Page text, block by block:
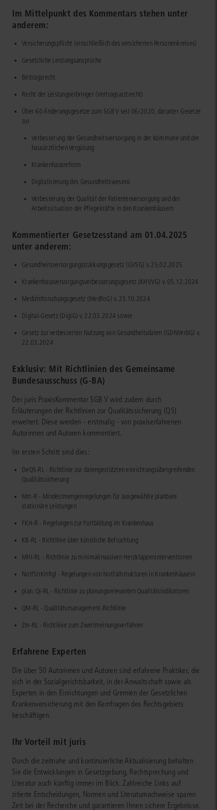
Im Mittelpunkt des Kommentars stehen unter
anderem:
Versicherungspflicht (einschließlich des versicherten Personenkreises)
Gesetzliche Leistungsansprüche
Beitragsrecht
Recht der Leistungserbringer (Vertragsarztrecht)
Über 60 Änderungsgesetze zum SGB V seit 06/2020, darunter Gesetze
zur
Verbesserung der Gesundheitsversorgung in der Kommune und der
hausärztlichen Vergütung
Krankenhausreform
Digitalisierung des Gesundheitswesens
Verbesserung der Qualität der Patientenversorgung und der
Arbeitssituation der Pflegekräfte in den Krankenhäusern
Kommentierter Gesetzesstand am 01.04.2025
unter anderem:
Gesundheitsversorgungsstärkungsgesetz (GVSG) v. 25.02.2025
Krankenhausversorgungsverbesserungsgesetz (KHVVG) v. 05.12.2024
Medizinforschungsgesetz (MedFoG) v. 23.10.2024
Digital-Gesetz (DigiG) v. 22.03.2024 sowie
Gesetz zur verbesserten Nutzung von Gesundheitsdaten (GDNVerbG) v.
22.03.2024
Exklusiv: Mit Richtlinien des Gemeinsame
Bundesausschuss (G-BA)
Der juris PraxisKommentar SGB V wird zudem durch
Erläuterungen der Richtlinien zur Qualitätssicherung (QS)
erweitert. Diese werden - erstmalig - von praxiserfahrenen
Autorinnen und Autoren kommentiert.
Im ersten Schritt sind dies:
DeQS-RL - Richtlinie zur datengestützten einrichtungsübergreifenden
Qualitätssicherung
Mm-R - Mindestmengenregelungen für ausgewählte planbare
stationäre Leistungen
FKH-R - Regelungen zur Fortbildung im Krankenhaus
KB-RL - Richtlinie über künstliche Befruchtung
MHI-RL - Richtlinie zu minimalinvasiven Herzklappeninterventionen
NotfStrKHRgl - Regelungen von Notfallstrukturen in Krankenhäusern
plan. QI-RL - Richtlinie zu planungsrelevanten Qualitätsindikatoren
QM-RL - Qualitätsmanagement-Richtlinie
Zm-RL - Richtlinie zum Zweitmeinungsverfahren
Erfahrene Experten
Die über 50 Autorinnen und Autoren sind erfahrene Praktiker, die
sich in der Sozialgerichtsbarkeit, in der Anwaltschaft sowie als
Experten in den Einrichtungen und Gremien der Gesetzlichen
Krankenversicherung mit den Kernfragen des Rechtsgebiets
beschäftigen.
Ihr Vorteil mit juris
Durch die zeitnahe und kontinuierliche Aktualisierung behalten
Sie die Entwicklungen in Gesetzgebung, Rechtsprechung und
Literatur auch künftig immer im Blick. Zahlreiche Links auf
zitierte Entscheidungen, Normen und Literaturnachweise sparen
Zeit bei der Recherche und garantieren Ihnen sichere Ergebnisse.